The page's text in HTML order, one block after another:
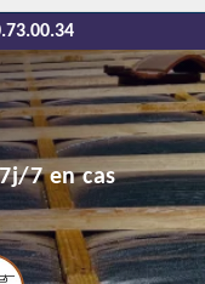
7 en cas